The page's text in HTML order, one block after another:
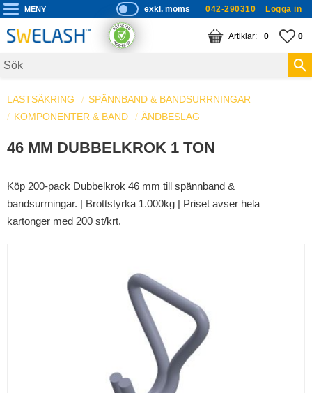
Meny
P
ri
s
s
a
exkl. moms 042-290310 Logga in
0
KUNDVAGN
ANTAL 0
LASTSÄKRING
SPÄNNBAND & BANDSURRNINGAR
KOMPONENTER & BAND
ÄNDBESLAG
46 MM DUBBELKROK 1 TON
Köp 200-pack Dubbelkrok 46 mm till spännband &
bandsurrningar. | Brottstyrka 1.000kg | Priset avser hela
kartonger med 200 st/krt.